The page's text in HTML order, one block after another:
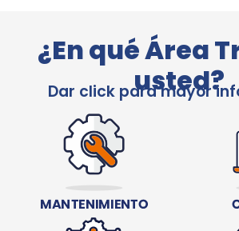
¿En qué Área
usted?
Dar click para mayor